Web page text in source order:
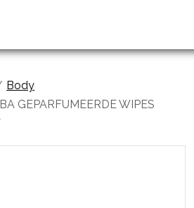
Body
GEPARFUMEERDE WIPES